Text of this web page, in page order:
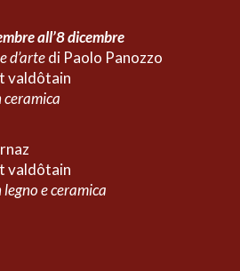
all’8 dicembre
d’artedi Paolo Panozzo
valdôtain
valdôtain
e ceramica